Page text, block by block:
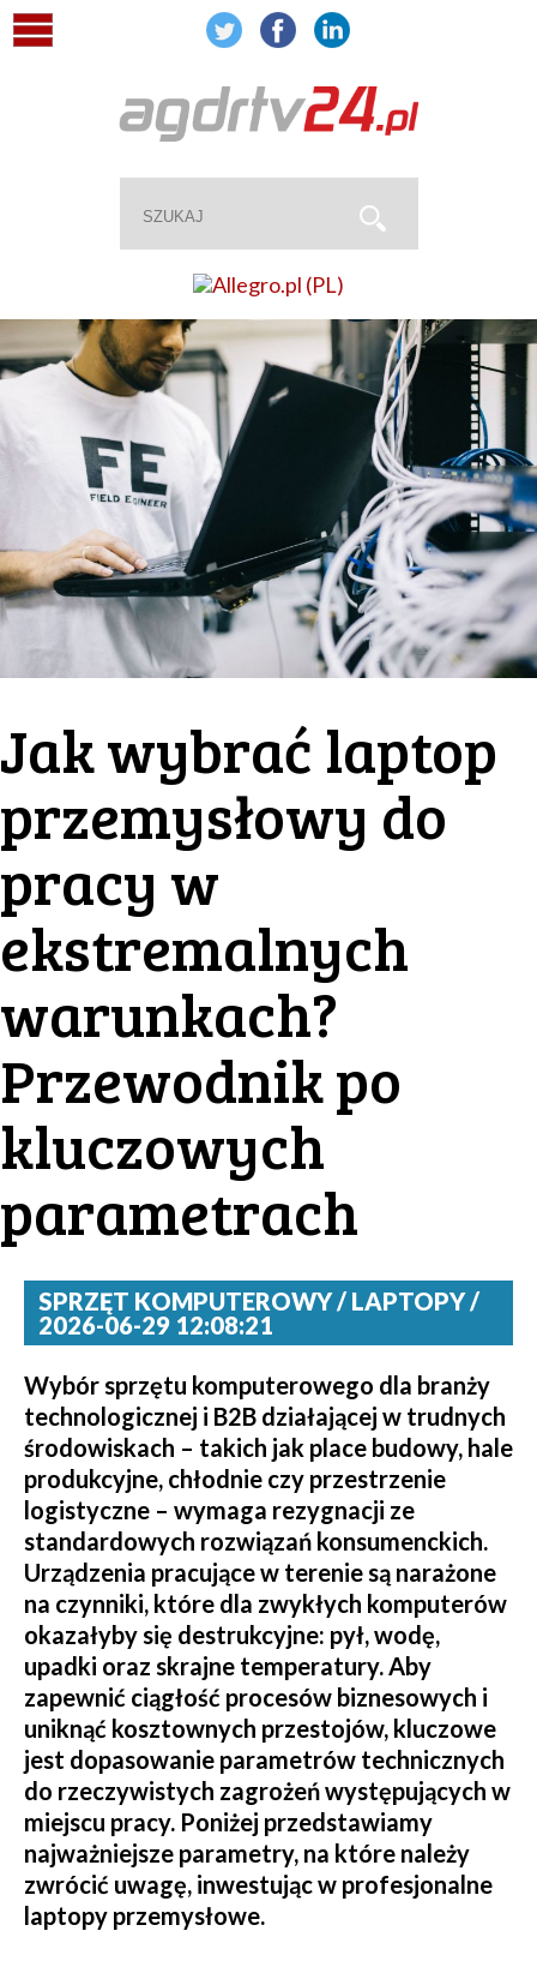
Jak wybrać laptop
przemysłowy do
pracy w
ekstremalnych
warunkach?
Przewodnik po
kluczowych
parametrach
SPRZĘT KOMPUTEROWY / LAPTOPY /
2026-06-29 12:08:21
Wybór sprzętu komputerowego dla branży
technologicznej i B2B działającej w trudnych
środowiskach – takich jak place budowy, hale
produkcyjne, chłodnie czy przestrzenie
logistyczne – wymaga rezygnacji ze
standardowych rozwiązań konsumenckich.
Urządzenia pracujące w terenie są narażone
na czynniki, które dla zwykłych komputerów
okazałyby się destrukcyjne: pył, wodę,
upadki oraz skrajne temperatury. Aby
zapewnić ciągłość procesów biznesowych i
uniknąć kosztownych przestojów, kluczowe
jest dopasowanie parametrów technicznych
do rzeczywistych zagrożeń występujących w
miejscu pracy. Poniżej przedstawiamy
najważniejsze parametry, na które należy
zwrócić uwagę, inwestując w profesjonalne
laptopy przemysłowe.